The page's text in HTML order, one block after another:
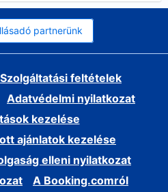
partnerünk
Szolgáltatási feltételek
Adatvédelmi nyilatkozat
kezelése
ajánlatok kezelése
elleni nyilatkozat
A Booking.comról